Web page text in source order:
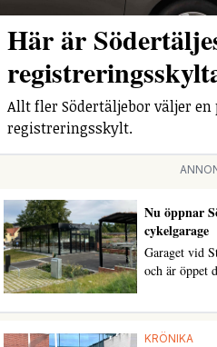
Här är
Allt fler Södertäljebor väljer en
registreringsskylt.
Nu öppnar
cykelgarage
Garaget vid
och är öppet
KRÖNIKA